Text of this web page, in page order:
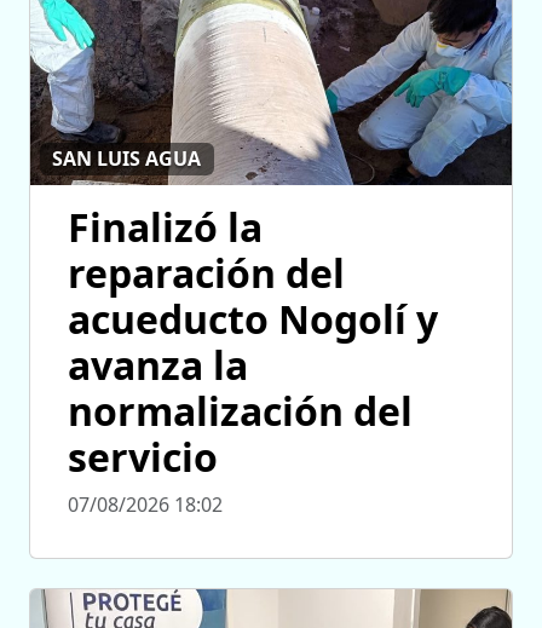
SAN LUIS AGUA
Finalizó la
reparación del
acueducto Nogolí y
avanza la
normalización del
servicio
07/08/2026 18:02